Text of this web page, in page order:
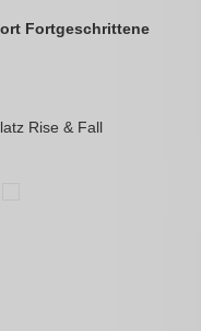
Fortgeschrittene
Rise & Fall